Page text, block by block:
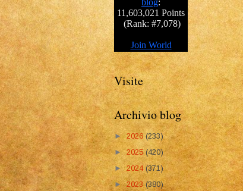
Visite
Archivio blog
► 2026(233)
►2025(420)
►2024 (371)
►2023(380)